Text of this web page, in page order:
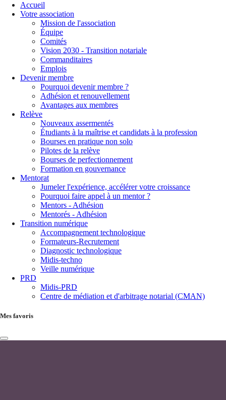
Accueil
Votre association
Mission de l'association
Équipe
Comités
Vision 2030 - Transition notariale
Commanditaires
Emplois
Devenir membre
Pourquoi devenir membre ?
Adhésion et renouvellement
Avantages aux membres
Relève
Nouveaux assermentés
Étudiants à la maîtrise et candidats à la profession
Bourses en pratique non solo
Pilotes de la relève
Bourses de perfectionnement
Formation en gouvernance
Mentorat
Jumeler l'expérience, accélérer votre croissance
Pourquoi faire appel à un mentor ?
Mentors - Adhésion
Mentorés - Adhésion
Transition numérique
Accompagnement technologique
Formateurs-Recrutement
Diagnostic technologique
Midis-techno
Veille numérique
PRD
Midis-PRD
Centre de médiation et d'arbitrage notarial (CMAN)
Mes favoris